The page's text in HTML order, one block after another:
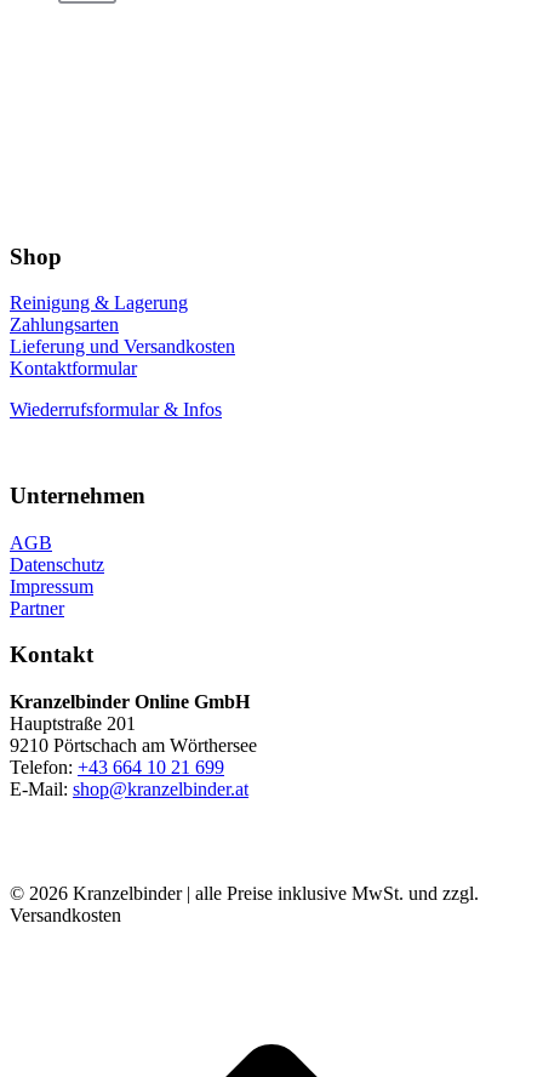
Shop
Reinigung & Lagerung
Zahlungsarten
Lieferung und Versandkosten
Kontaktformular
Wiederrufsformular & Infos
Unternehmen
AGB
Datenschutz
Impressum
Partner
Kontakt
Kranzelbinder Online GmbH
Hauptstraße 201
9210 Pörtschach am Wörthersee
Telefon: +43 664 10 21 699
E-Mail: shop@kranzelbinder.at
© 2026 Kranzelbinder | alle Preise inklusive MwSt. und zzgl.
Versandkosten